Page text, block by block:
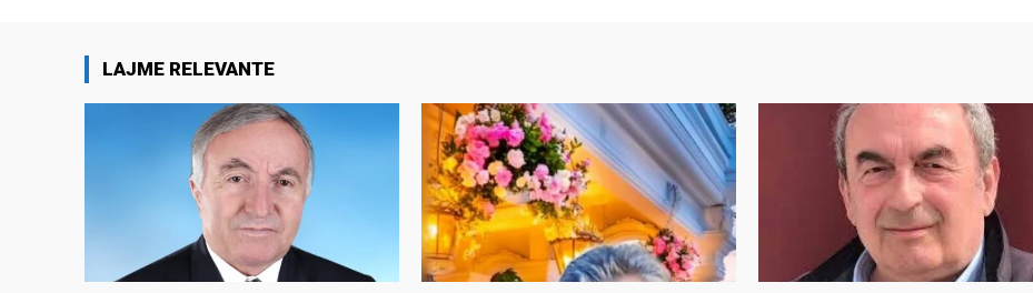
LAJME RELEVANTE